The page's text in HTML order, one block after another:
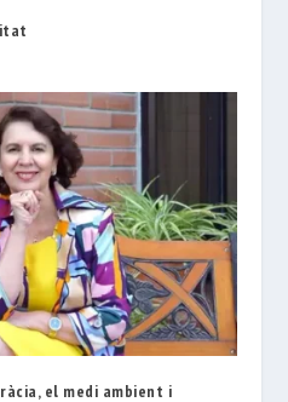
el medi ambient i